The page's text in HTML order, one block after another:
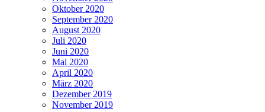
Oktober 2020
September 2020
August 2020
Juli 2020
Juni 2020
Mai 2020
April 2020
März 2020
Dezember 2019
November 2019